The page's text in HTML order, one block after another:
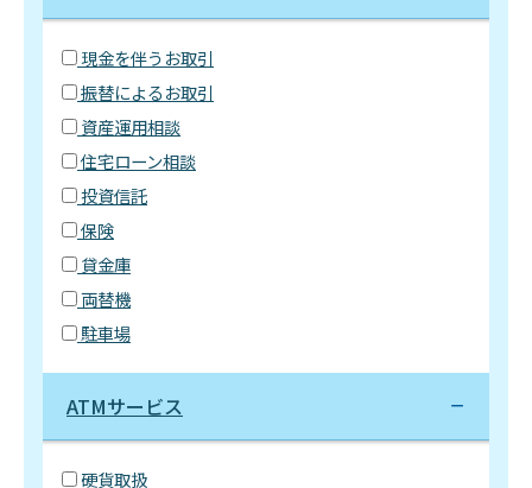
現金を伴うお取引
振替によるお取引
資産運用相談
住宅ローン相談
投資信託
保険
貸金庫
両替機
駐車場
ATMサービス
硬貨取扱